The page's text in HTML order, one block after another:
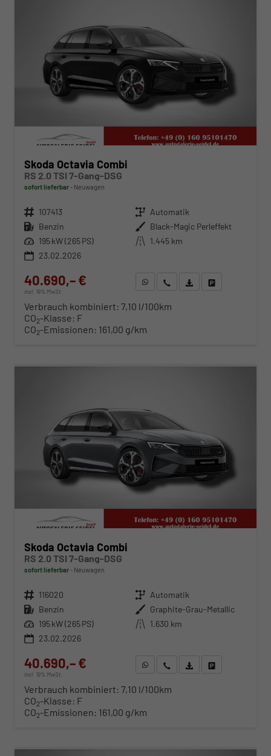
Skoda Octavia Combi
RS 2.0 TSI 7-Gang-DSG
sofort lieferbar Neuwagen
Fahrzeugnr. 107413 Getriebe Automatik
Kraftstoff Benzin Außenfarbe Black-Magic Perleffekt
Leistung 195 kW (265 PS) Kilometerstand 1.445 km
23.02.2026
40.690,– €
incl. 19% MwSt.
WhatsApp anfragen
Wir rufen Sie anFahrzeugexposé (PDF)
Verbrauch kombiniert: 7,10 l/100km
CO2-Klasse: F
CO2-Emissionen: 161,00 g/km
Skoda Octavia Combi
RS 2.0 TSI 7-Gang-DSG
sofort lieferbar Neuwagen
Fahrzeugnr. 116020 Getriebe Automatik
Kraftstoff Benzin Außenfarbe Graphite-Grau-Metallic
Leistung 195 kW (265 PS) Kilometerstand 1.630 km
23.02.2026
40.690,– €
incl. 19% MwSt.
WhatsApp anfragen
Wir rufen Sie anFahrzeugexposé (PDF)
Verbrauch kombiniert: 7,10 l/100km
CO2-Klasse: F
CO2-Emissionen: 161,00 g/km